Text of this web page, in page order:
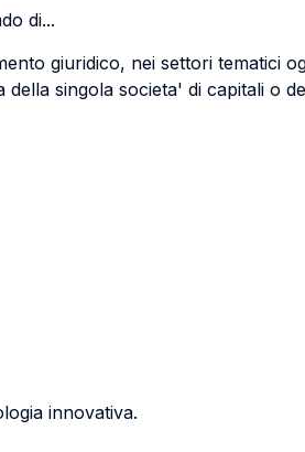
di...
giuridico, nei settori tematici
singola societa' di capitali o
innovativa.